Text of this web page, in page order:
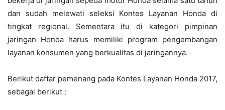
dan sudah melewati seleksi Kontes Layanan Honda di
tingkat regional. Sementara itu di kategori pimpinan
jaringan Honda harus memiliki program pengembangan
layanan konsumen yang berkualitas di jaringannya.
Berikut daftar pemenang pada Kontes Layanan Honda 2017,
sebagai berikut :